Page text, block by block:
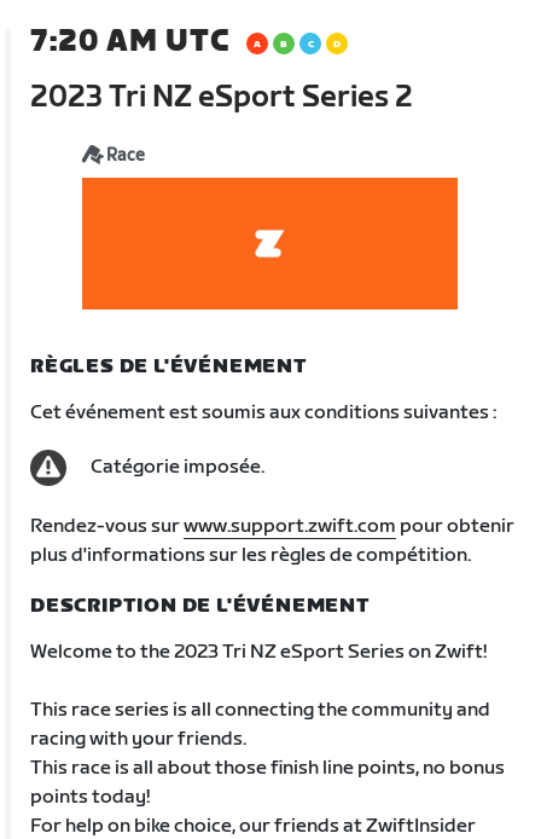
7:20 AM UTC
2023 Tri NZ eSport Series 2
Race
RÈGLES DE L'ÉVÉNEMENT
Cet événement est soumis aux conditions suivantes :
Catégorie imposée.
Rendez-vous surwww.support.zwift.com pour obtenir
plus d'informations sur les règles de compétition.
DESCRIPTION DE L'ÉVÉNEMENT
Welcome to the 2023 Tri NZ eSport Series on Zwift!
This race series is all connecting the community and
racing with your friends.
This race is all about those finish line points, no bonus
points today!
For help on bike choice, our friends at ZwiftInsider